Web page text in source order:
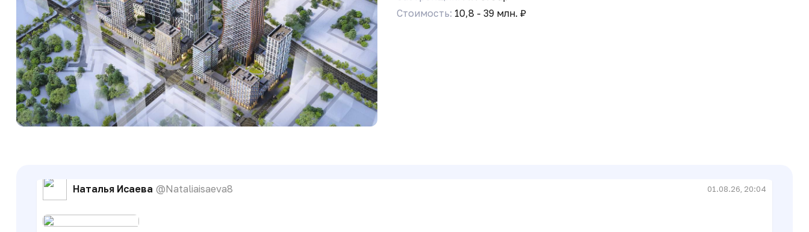
Стоимость: 10,8 - 39 млн. ₽
Наталья Исаева @Nataliaisaeva8 01.08.26, 20:04
Наталья Исаева @Nataliaisaeva8
Наталья Исаева @Nataliaisaeva8